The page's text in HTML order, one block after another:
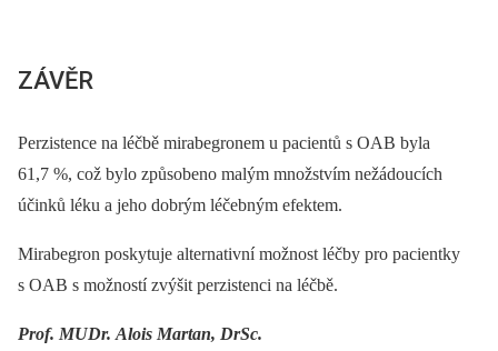
ZÁVĚR
Perzistence na léčbě mirabegronem u pacientů s OAB byla
61,7 %, což bylo způsobeno malým množstvím nežádoucích
účinků léku a jeho dobrým léčebným efektem.
Mirabegron poskytuje alternativní možnost léčby pro pacientky
s OAB s možností zvýšit perzistenci na léčbě.
Prof. MUDr. Alois Martan, DrSc.